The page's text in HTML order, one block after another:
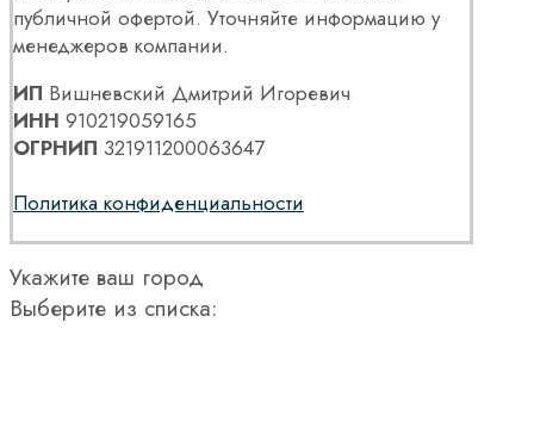
публичной офертой. Уточняйте информацию у
менеджеров компании.
ИП Вишневский Дмитрий Игоревич
ИНН 910219059165
ОГРНИП 321911200063647
Политика конфиденциальности
Укажите ваш город
Выберите из списка: